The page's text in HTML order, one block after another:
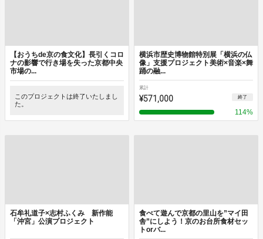
【おうちde京の食文化】長引くコロ
ナの影響で行き場を失った京都中央
市場の...
このプロジェクトは終了いたしまし
た。
横浜市歴史博物館特別展「横浜の仏
像」支援プロジェクト美術×音楽×舞
踊の融...
累計
¥571,000 終了
114%
石牟礼道子×志村ふくみ 新作能
「沖宮」公演プロジェクト
食べて遊んで京都の里山を”マイ田
舎”にしよう！京のお台所食材セッ
トorバ...